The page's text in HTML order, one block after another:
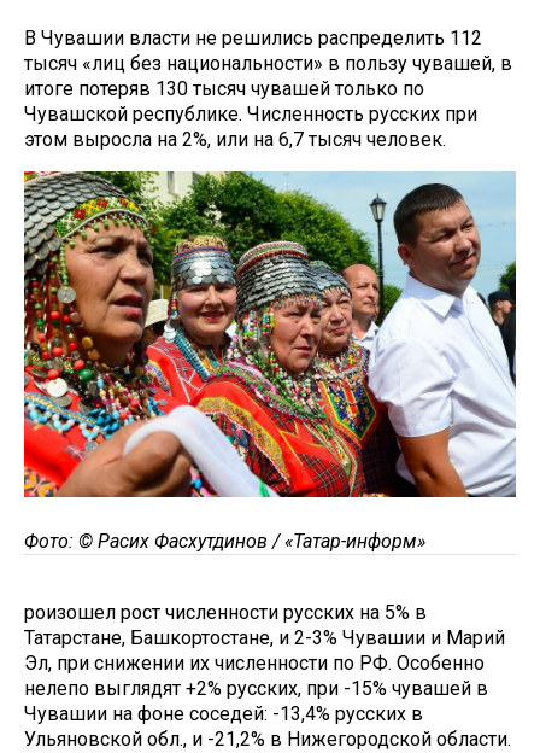
В Чувашии власти не решились распределить 112
тысяч «лиц без национальности» в пользу чувашей, в
итоге потеряв 130 тысяч чувашей только по
Чувашской республике. Численность русских при
этом выросла на 2%, или на 6,7 тысяч человек.
Фото: © Расих Фасхутдинов / «Татар-информ»
роизошел рост численности русских на 5% в
Татарстане, Башкортостане, и 2-3% Чувашии и Марий
Эл, при снижении их численности по РФ. Особенно
нелепо выглядят +2% русских, при -15% чувашей в
Чувашии на фоне соседей: -13,4% русских в
Ульяновской обл., и -21,2% в Нижегородской области.